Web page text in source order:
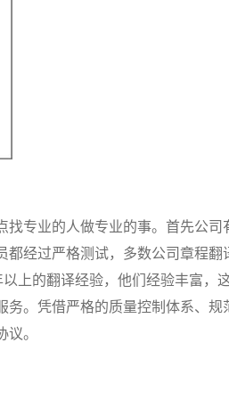
专业的人做专业的事。首先公
经过严格测试，多数公司章程
上的翻译经验，他们经验丰富，
。凭借严格的质量控制体系、
。